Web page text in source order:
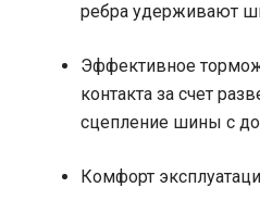
ребра удерживают
Эффективное
контакта за счет
сцепление шины с
Комфорт